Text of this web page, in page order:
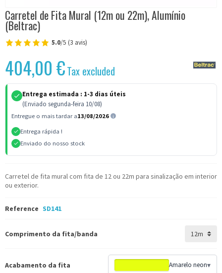
Carretel de Fita Mural (12m ou 22m), Alumínio
(Beltrac)
5.0/5 (3 avis)
404,00 €Tax excluded
Entrega estimada : 1-3 dias úteis
(Enviado segunda-feira 10/08)
Entregue o mais tardar a13/08/2026
Entrega rápida !
Enviado do nosso stock
Carretel de fita mural com fita de 12 ou 22m para sinalização em interior
ou exterior.
Reference SD141
Comprimento da fita/banda
Acabamento da fita Amarelo neon▾